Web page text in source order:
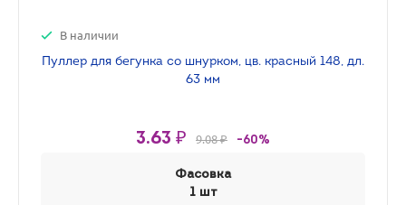
В наличии
Пуллер для бегунка со шнурком, цв. красный 148, дл.
63 мм
3.63 ₽ 9.08 ₽ -60%
Фасовка
1 шт